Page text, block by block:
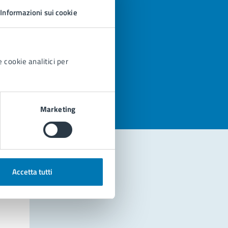
Informazioni sui cookie
cookie analitici per
Marketing
Accetta tutti